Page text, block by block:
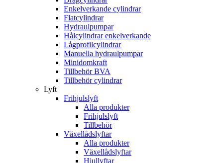
Enkelverkande cylindrar
Flatcylindrar
Hydraulpumpar
Hålcylindrar enkelverkande
Lågprofilcylindrar
Manuella hydraulpumpar
Minidomkraft
Tillbehör BVA
Tillbehör cylindrar
Lyft
Frihjulslyft
Alla produkter
Frihjulslyft
Tillbehör
Växellådslyftar
Alla produkter
Växellådslyftar
Hjullyftar